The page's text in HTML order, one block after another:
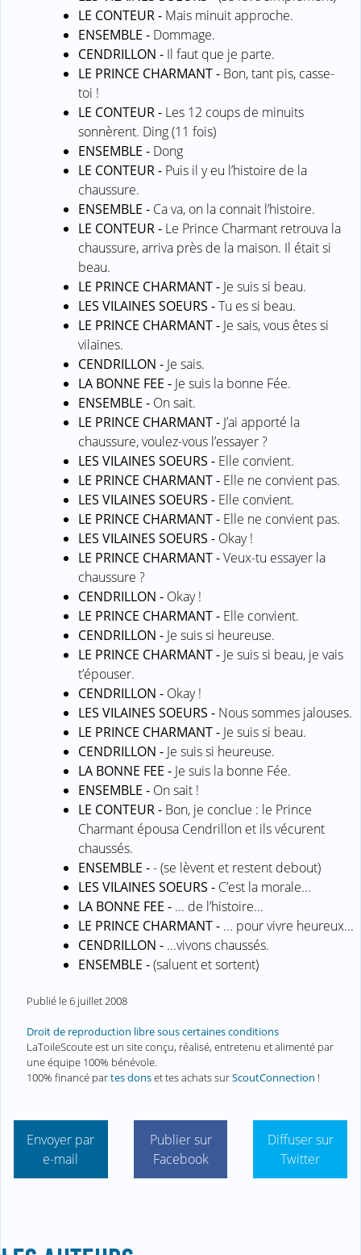
LE CONTEUR - Mais minuit approche.
ENSEMBLE - Dommage.
CENDRILLON - Il faut que je parte.
LE PRINCE CHARMANT - Bon, tant pis, casse-
toi !
LE CONTEUR - Les 12 coups de minuits
sonnèrent. Ding (11 fois)
ENSEMBLE - Dong
LE CONTEUR - Puis il y eu l’histoire de la
chaussure.
ENSEMBLE - Ca va, on la connait l’histoire.
LE CONTEUR - Le Prince Charmant retrouva la
chaussure, arriva près de la maison. Il était si
beau.
LE PRINCE CHARMANT - Je suis si beau.
LES VILAINES SOEURS -Tu es si beau.
LE PRINCE CHARMANT - Je sais, vous êtes si
vilaines.
CENDRILLON - Je sais.
LA BONNE FEE - Je suis la bonne Fée.
ENSEMBLE - On sait.
LE PRINCE CHARMANT - J’ai apporté la
chaussure, voulez-vous l’essayer ?
LES VILAINES SOEURS - Elle convient.
LE PRINCE CHARMANT - Elle ne convient pas.
LES VILAINES SOEURS - Elle convient.
LE PRINCE CHARMANT - Elle ne convient pas.
LES VILAINES SOEURS - Okay !
LE PRINCE CHARMANT -Veux-tu essayer la
chaussure ?
CENDRILLON - Okay !
LE PRINCE CHARMANT - Elle convient.
CENDRILLON - Je suis si heureuse.
LE PRINCE CHARMANT - Je suis si beau, je vais
t’épouser.
CENDRILLON - Okay !
LES VILAINES SOEURS - Nous sommes jalouses.
LE PRINCE CHARMANT - Je suis si beau.
CENDRILLON - Je suis si heureuse.
LA BONNE FEE - Je suis la bonne Fée.
ENSEMBLE - On sait !
LE CONTEUR - Bon, je conclue : le Prince
Charmant épousa Cendrillon et ils vécurent
chaussés.
ENSEMBLE -- (se lèvent et restent debout)
LES VILAINES SOEURS - C’est la morale...
LA BONNE FEE - ... de l’histoire...
LE PRINCE CHARMANT - ... pour vivre heureux...
CENDRILLON - ...vivons chaussés.
ENSEMBLE -(saluent et sortent)
Publié le6 juillet 2008
Droit de reproduction libre sous certaines conditions
LaToileScoute est un site conçu, réalisé, entretenu et alimenté par
une équipe 100% bénévole.
100% financé partes donset tes achats surScoutConnection !
Envoyer par
e-mail
Publier sur
Facebook
Diffuser sur
Twitter